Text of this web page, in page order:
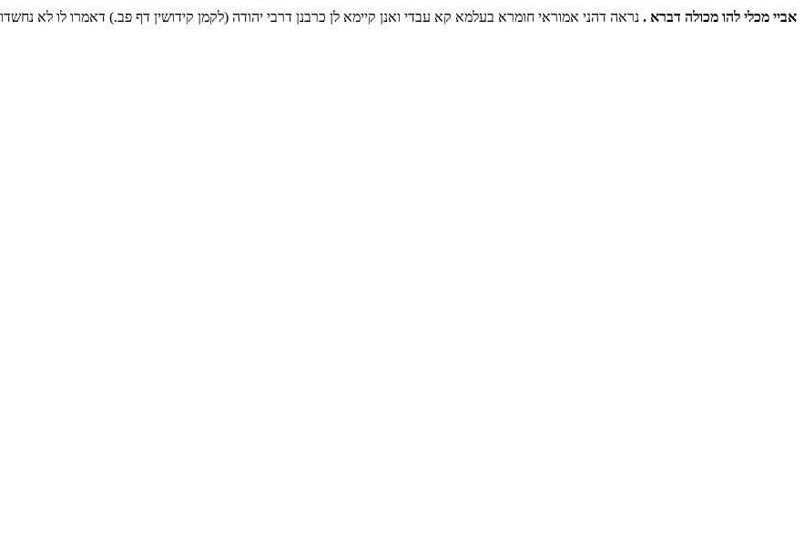
אביי מכלי להו מכולה דברא . נראה דהני אמוראי חומרא בעלמא קא עבדי ואנן קיימא לן כרבנן דרבי יהודה (לקמן קידושין דף פב.) דאמרו לו לא